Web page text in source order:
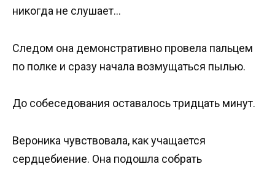
никогда не слушает…
Следом она демонстративно провела пальцем
по полке и сразу начала возмущаться пылью.
До собеседования оставалось тридцать минут.
Вероника чувствовала, как учащается
сердцебиение. Она подошла собрать